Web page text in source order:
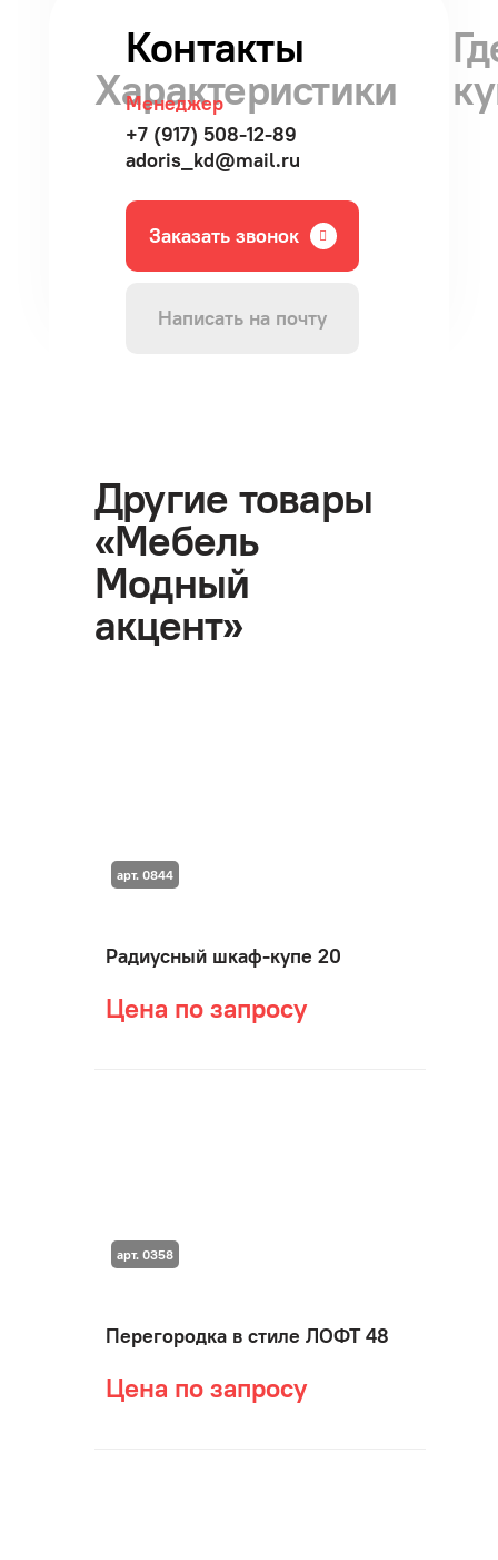
Характеристики
Контакты
Менеджер
+7 (917) 508-12-89
adoris_kd@mail.ru
Заказать звонок
Написать на почту
Другие товары
«Мебель
Модный
акцент»
Радиусный шкаф-купе 20
Цена по запросу
арт. 0844
Перегородка в стиле ЛОФТ 48
Цена по запросу
арт. 0358